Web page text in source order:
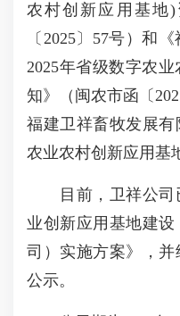
农村创新应用基地
〔2025〕57号）和
2025年省级数字农
知》（闽农市函〔
福建卫祥畜牧发展有
农业农村创新应用基
目前，卫祥公司
业创新应用基地建
司）实施方案》，
公示。